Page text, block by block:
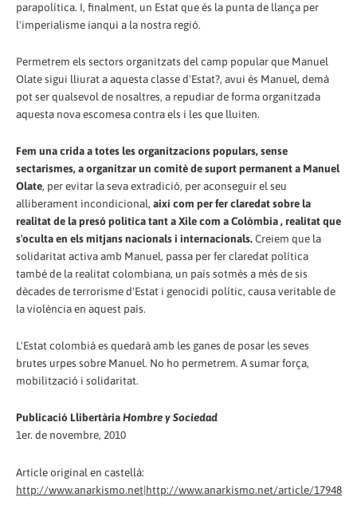
parapolítica. I, finalment, un Estat que és la punta de llança per
l'imperialisme ianqui a la nostra regió.
Permetrem els sectors organitzats del camp popular que Manuel
Olate sigui lliurat a aquesta classe d'Estat?, avui és Manuel, demà
pot ser qualsevol de nosaltres, a repudiar de forma organitzada
aquesta nova escomesa contra els i les que lluiten.
Fem una crida a totes les organitzacions populars, sense
sectarismes, a organitzar un comitè de suport permanent a Manuel
Olate, per evitar la seva extradició, per aconseguir el seu
alliberament incondicional, així com per fer claredat sobre la
realitat de la presó política tant a Xile com a Colòmbia , realitat que
s'oculta en els mitjans nacionals i internacionals.Creiem que la
solidaritat activa amb Manuel, passa per fer claredat política
també de la realitat colombiana, un país sotmès a més de sis
dècades de terrorisme d'Estat i genocidi polític, causa veritable de
la violència en aquest país.
L'Estat colombià es quedarà amb les ganes de posar les seves
brutes urpes sobre Manuel. No ho permetrem. A sumar força,
mobilització i solidaritat.
Publicació LlibertàriaHombre y Sociedad
1er. de novembre, 2010
Article original en castellà:
http://www.anarkismo.net|http://www.anarkismo.net/article/17948